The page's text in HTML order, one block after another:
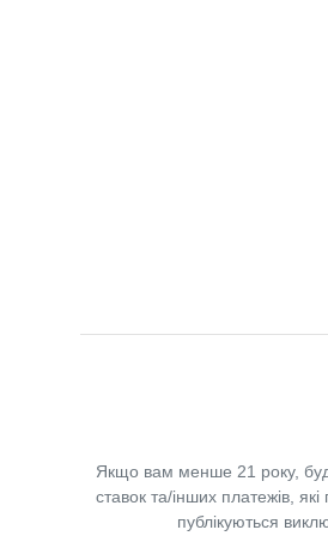
Якщо вам менше 21 року,
ставок та/інших платежів,
публікуються